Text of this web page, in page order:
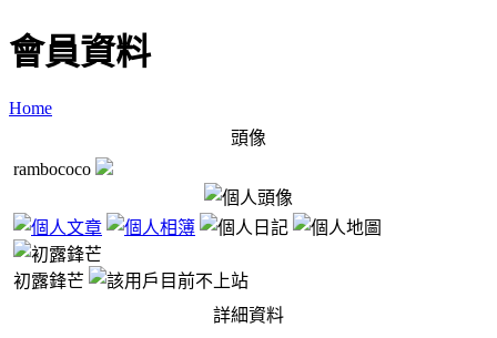
會員資料
Home
頭像
rambococo
初露鋒芒
詳細資料